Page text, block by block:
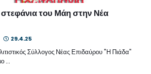
του Μάη στην Νέα
29.4.25
Σύλλογος Νέας Επιδαύρου "Η Πιάδα"
…